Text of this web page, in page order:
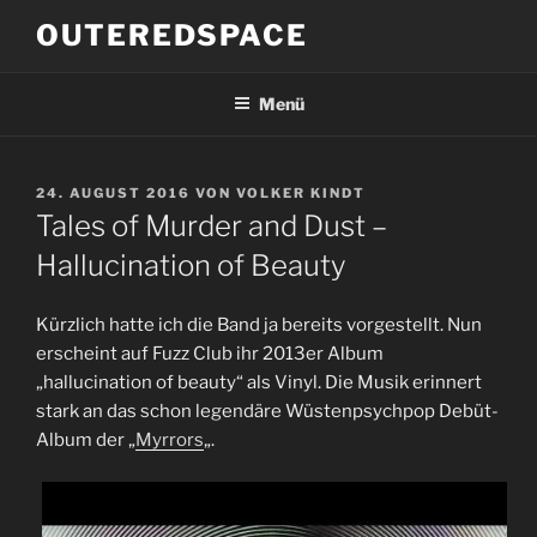
InhaltOUTEREDSPACE
Menü
VERÖFFENTLICHT
AM
24. AUGUST 2016 VON VOLKER KINDT
Tales of Murder and Dust –
Hallucination of Beauty
Kürzlich hatte ich die Band ja bereits vorgestellt. Nun
erscheint auf Fuzz Club ihr 2013er Album
„hallucination of beauty“ als Vinyl. Die Musik erinnert
stark an das schon legendäre Wüstenpsychpop Debüt-
Album der „Myrrors„.